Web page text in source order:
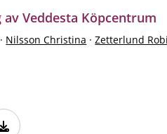
Veddesta Köpcentrum
· Nilsson Christina · Zetterlund